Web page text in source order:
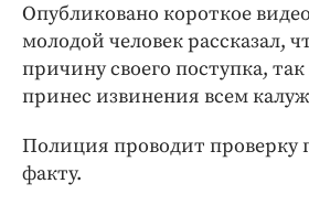
Опубликовано короткое
молодой человек рассказал,
причину своего поступка,
принес извинения всем
Полиция проводит проверку
факту.